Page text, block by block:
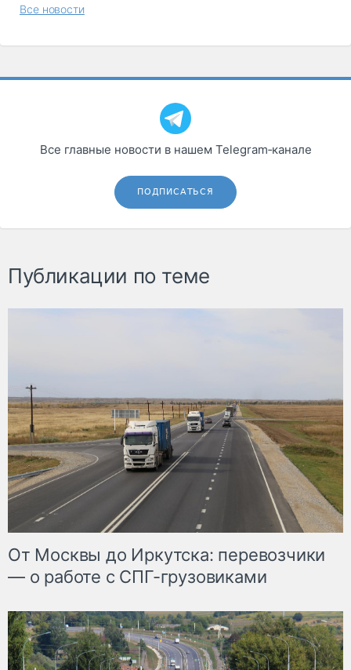
Все новости
Все главные новости в нашем Telegram‑канале
ПОДПИСАТЬСЯ
Публикации по теме
От Москвы до Иркутска: перевозчики
— о работе с СПГ-грузовиками